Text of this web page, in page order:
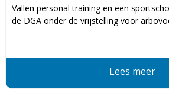
Vallen personal training en een
de DGA onder de vrijstelling voor
Lees meer